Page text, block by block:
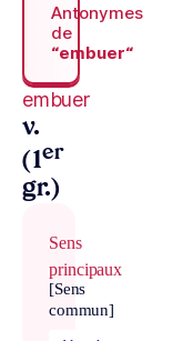
Antonymes
de
“embuer“
embuer
v.
(1er
gr.)
Sens
principaux
[Sens
commun]